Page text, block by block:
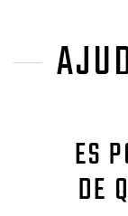
ES
DE